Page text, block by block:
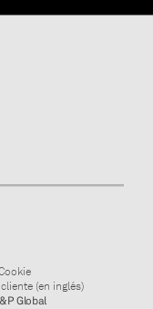
(en inglés)
Global